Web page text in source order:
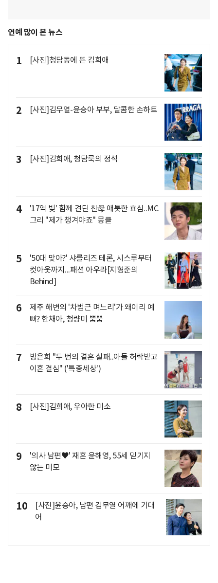
연예 많이 본 뉴스
1 [사진]청담동에 뜬 김희애
2 [사진]김무열-윤승아 부부, 달콤한 손하트
3 [사진]김희애, 청담룩의 정석
4
'17억 빚' 함께 견딘 친母 애틋한 효심..MC
그리 "제가 챙겨야죠" 뭉클
5
'50대 맞아?' 샤를리즈 테론, 시스루부터
컷아웃까지...패션 아우라[지형준의
Behind]
6
제주 해변의 '차범근 며느리'가 왜이리 예
뻐? 한채아, 청량미 뿜뿜
7
방은희 "두 번의 결혼 실패..아들 허락받고
이혼 결심" ('특종세상')
8 [사진]김희애, 우아한 미소
9
'의사 남편♥' 재혼 윤해영, 55세 믿기지
않는 미모
10
[사진]윤승아, 남편 김무열 어깨에 기대
어